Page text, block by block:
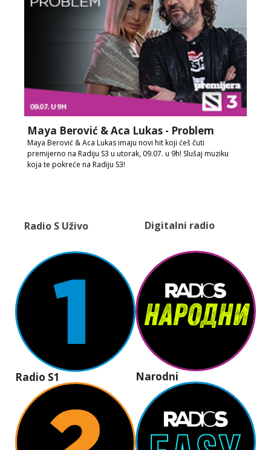
Maya Berović & Aca Lukas - Problem
Maya Berović & Aca Lukas imaju novi hit koji ćeš čuti
premijerno na Radiju S3 u utorak, 09.07. u 9h! Slušaj muziku
koja te pokreće na Radiju S3!
Radio S Uživo
Radio S1
Digitalni radio
Narodni